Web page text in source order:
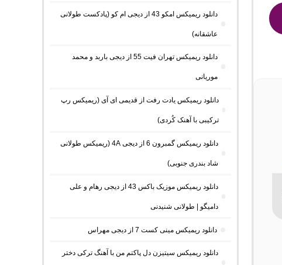
دانلود ریمیکس امکو 43 از دیجی ام کو (پادکست طولانی
عاشقانه)
دانلود ریمیکس تهران فیت 55 از دیجی باربد و محمد
موریانی
دانلود ریمیکس یادت رفت از قدیمی ای آی (ریمیکس رپ
ترکیبی با آهنک کُردی)
دانلود ریمیکس گمبرون 6 از دیجی 4A (ریمیکس طولانی
شاد بندری جنوبی)
دانلود ریمیکس موزیک باکس 43 از دیجی رهام و علی
دامیگو | طولانی شنیدنی
دانلود ریمیکس مینی کست 7 از دیجی مهراس
دانلود ریمیکس سیتیزن دل پاکتم من با آهنگ ترکی دختر